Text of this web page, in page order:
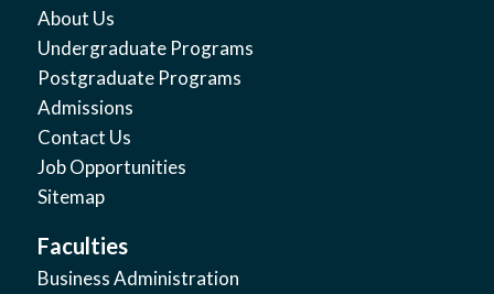
About Us
Undergraduate Programs
Postgraduate Programs
Admissions
Contact Us
Job Opportunities
Sitemap
Faculties
Business Administration